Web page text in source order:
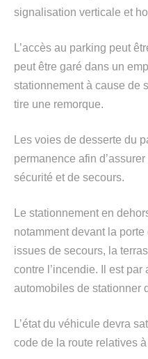
signalisation verticale et
L’accès au parking peut
peut être garé dans un
stationnement à cause de
tire une remorque.
Les voies de desserte du
permanence afin
sécurité et de secours.
Le stationnement en
notamment devant la
issues de secours, la
contre l’incendie. Il est
automobiles de stationner
L’état du véhicule devra
code de la route relatives